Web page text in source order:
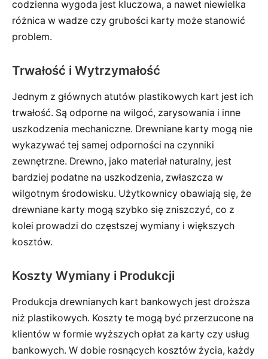
codzienna wygoda jest kluczowa, a nawet niewielka
różnica w wadze czy grubości karty może stanowić
problem.
Trwałość i Wytrzymałość
Jednym z głównych atutów plastikowych kart jest ich
trwałość. Są odporne na wilgoć, zarysowania i inne
uszkodzenia mechaniczne. Drewniane karty mogą nie
wykazywać tej samej odporności na czynniki
zewnętrzne. Drewno, jako materiał naturalny, jest
bardziej podatne na uszkodzenia, zwłaszcza w
wilgotnym środowisku. Użytkownicy obawiają się, że
drewniane karty mogą szybko się zniszczyć, co z
kolei prowadzi do częstszej wymiany i większych
kosztów.
Koszty Wymiany i Produkcji
Produkcja drewnianych kart bankowych jest droższa
niż plastikowych. Koszty te mogą być przerzucone na
klientów w formie wyższych opłat za karty czy usług
bankowych. W dobie rosnących kosztów życia, każdy